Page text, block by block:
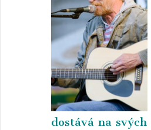
dostává na